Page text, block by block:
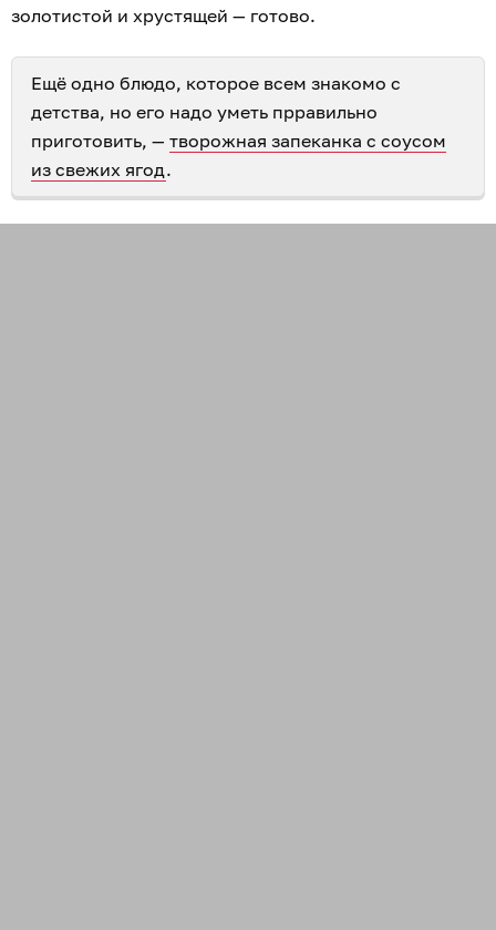
золотистой и хрустящей — готово.
Ещё одно блюдо, которое всем знакомо с
детства, но его надо уметь прравильно
приготовить, — творожная запеканка с соусом
из свежих ягод.